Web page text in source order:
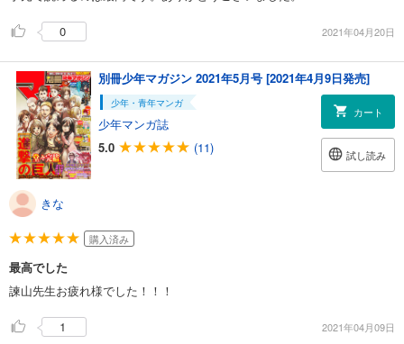
0 2021年04月20日
別冊少年マガジン 2021年5月号 [2021年4月9日発売]
少年・青年マンガ
少年マンガ誌
5.0
(11)
カート
試し読み
きな
購入済み
最高でした
諫山先生お疲れ様でした！！！
1 2021年04月09日